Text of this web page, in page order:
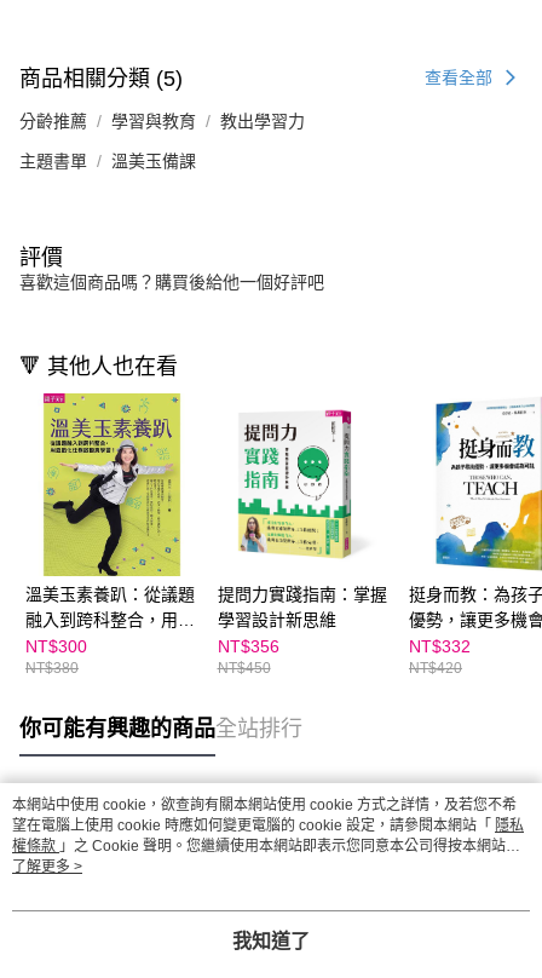
商品相關分類 (5) 查看全部
分齡推薦 學習與教育 教出學習力
主題書單 溫美玉備課
評價
喜歡這個商品嗎？購買後給他一個好評吧
🔻 其他人也在看
溫美玉素養趴：從議題
融入到跨科整合，用遊
戲化任務啟動真學習
NT$300
NT$380
提問力實踐指南：掌握
學習設計新思維
NT$356
NT$450
挺身而教：為孩
優勢，讓更多機
可能
NT$332
NT$420
你可能有興趣的商品全站排行
熱門標籤
本網站中使用 cookie，欲查詢有關本網站使用 cookie 方式之詳情，及若您不希
望在電腦上使用 cookie 時應如何變更電腦的 cookie 設定，請參閱本網站「 隱私
權條款 」之 Cookie 聲明。您繼續使用本網站即表示您同意本公司得按本網站使
用條款之 Cookie 聲明使用 cookie。
了解更多 >
我知道了